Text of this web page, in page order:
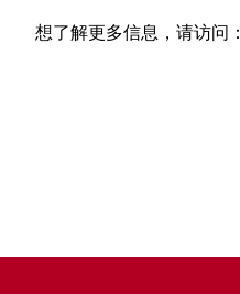
想了解更多信息，请访问：